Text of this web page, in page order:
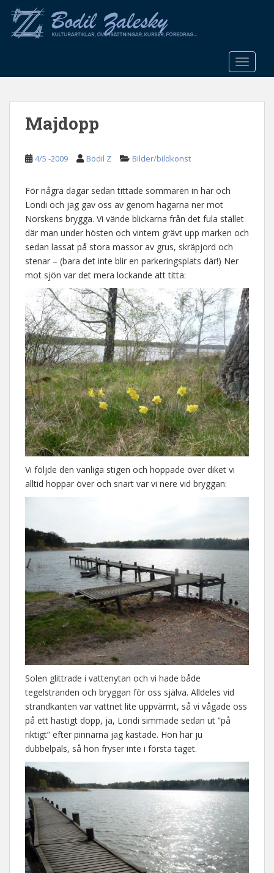
o
Majdopp
4/5 -2009 Bodil Z Bilder/bildkonst
För några dagar sedan tittade sommaren in här och
Londi och jag gav oss av genom hagarna ner mot
Norskens brygga. Vi vände blickarna från det fula stället
där man under hösten och vintern grävt upp marken och
sedan lassat på stora massor av grus, skräpjord och
stenar – (bara det inte blir en parkeringsplats där!) Ner
mot sjön var det mera lockande att titta:
Vi följde den vanliga stigen och hoppade över diket vi
alltid hoppar över och snart var vi nere vid bryggan:
Solen glittrade i vattenytan och vi hade både
tegelstranden och bryggan för oss själva. Alldeles vid
strandkanten var vattnet lite uppvärmt, så vi vågade oss
på ett hastigt dopp, ja, Londi simmade sedan ut ”på
riktigt” efter pinnarna jag kastade. Hon har ju
dubbelpäls, så hon fryser inte i första taget.